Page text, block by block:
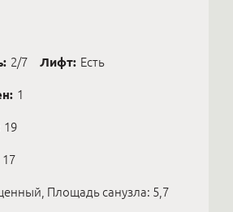
2/7 Лифт: Есть
1
19
17
Площадь санузла: 5,7